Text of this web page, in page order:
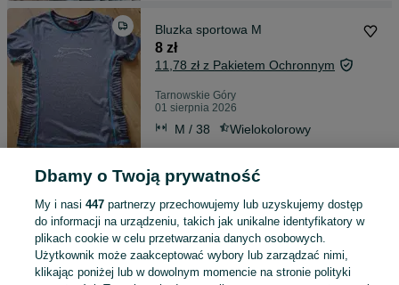
Bluzka sportowa M
8 zł
11,78 zł z Pakietem Ochronnym
Tarnowskie Góry
01 sierpnia 2026
M / 38 Wielokolorowy
Elegancka sukienka 40
13,85 zł z Pakietem Ochronnym
Tarnowskie Góry
01 sierpnia 2026
L / 40 Wielokolorowy
Dbamy o Twoją prywatność
My i nasi 447partnerzy przechowujemy lub uzyskujemy dostęp
do informacji na urządzeniu, takich jak unikalne identyfikatory w
plikach cookie w celu przetwarzania danych osobowych.
Użytkownik może zaakceptować wybory lub zarządzać nimi,
klikając poniżej lub w dowolnym momencie na stronie polityki